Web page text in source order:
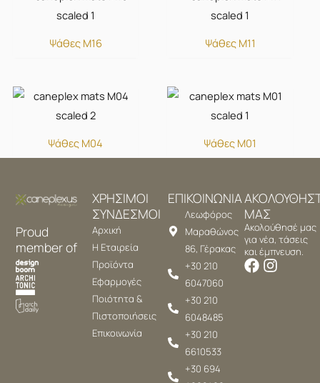
Ψάθες M16 Ψάθες M11
Ψάθες M04 Ψάθες M01
Proud
member of
ΧΡΗΣΙΜΟΙ
ΣΥΝΔΕΣΜΟΙ
Αρχική
Η Εταιρεία
Προϊόντα
Εφαρμογές
Ποιότητα &
Πιστοποιήσεις
Επικοινωνία
ΕΠΙΚΟΙΝΩΝΙΑ
Λεωφόρος
Μαραθώνος
86, Γέρακας
+30 210
6047060
+30 210
6048485
+30 210
6610533
+30 694
ΜΑΣ
Ακολούθησέ μας
για νέα, τάσεις
και έμπνευση.